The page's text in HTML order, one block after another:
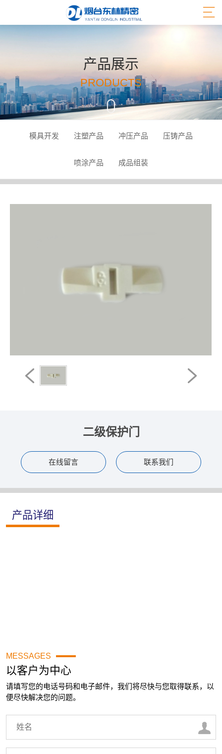
产品展示
PRODUCTS
模具开发 注塑产品 冲压产品 压铸产品
喷涂产品 成品组装
二级保护门
在线留言 联系我们
产品详细
MESSAGES
以客户为中心
请填写您的电话号码和电子邮件，我们将尽快与您取得联系，以
便尽快解决您的问题。